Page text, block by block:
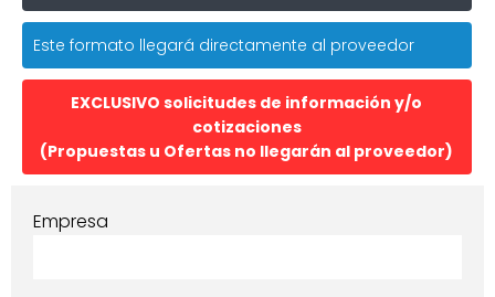
Este formato llegará directamente al proveedor
EXCLUSIVO solicitudes de información y/o
cotizaciones
(Propuestas u Ofertas no llegarán al proveedor)
Empresa